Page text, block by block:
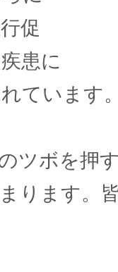
促
患に
ています
ツボを押
ります。